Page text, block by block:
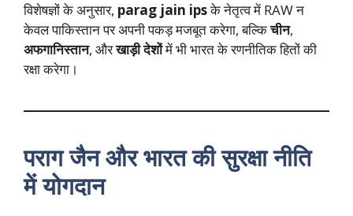
विशेषज्ञों के अनुसार, parag jain ipsके नेतृत्व में RAW न
केवल पाकिस्तान पर अपनी पकड़ मजबूत करेगा, बल्किचीन,
अफगानिस्तान, औरखाड़ी देशोंमें भी भारत के रणनीतिक हितों की
रक्षा करेगा।
पराग जैन और भारत की सुरक्षा नीति
में योगदान